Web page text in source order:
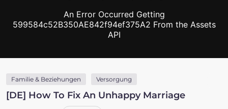
Familie & Beziehungen Versorgung
[DE] How To Fix An Unhappy Marriage